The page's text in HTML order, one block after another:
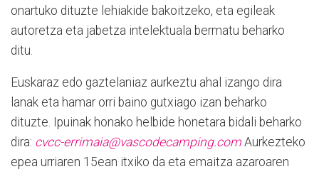
onartuko dituzte lehiakide bakoitzeko, eta egileak
autoretza eta jabetza intelektuala bermatu beharko
ditu.
Euskaraz edo gaztelaniaz aurkeztu ahal izango dira
lanak eta hamar orri baino gutxiago izan beharko
dituzte. Ipuinak honako helbide honetara bidali beharko
dira: cvcc-errimaia@vascodecamping.com Aurkezteko
epea urriaren 15ean itxiko da eta emaitza azaroaren